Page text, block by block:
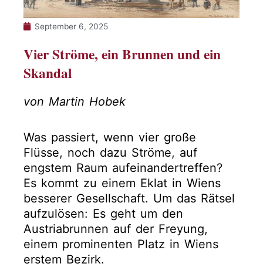
September 6, 2025
Vier Ströme, ein Brunnen und ein
Skandal
von Martin Hobek
Was passiert, wenn vier große
Flüsse, noch dazu Ströme, auf
engstem Raum aufeinandertreffen?
Es kommt zu einem Eklat in Wiens
besserer Gesellschaft. Um das Rätsel
aufzulösen: Es geht um den
Austriabrunnen auf der Freyung,
einem prominenten Platz in Wiens
erstem Bezirk.